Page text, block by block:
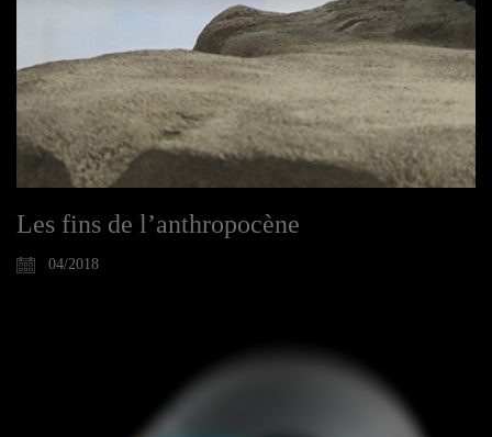
Les fins de l’anthropocène
04/2018